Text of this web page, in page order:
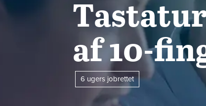
af 10-
6 ugers jobrettet